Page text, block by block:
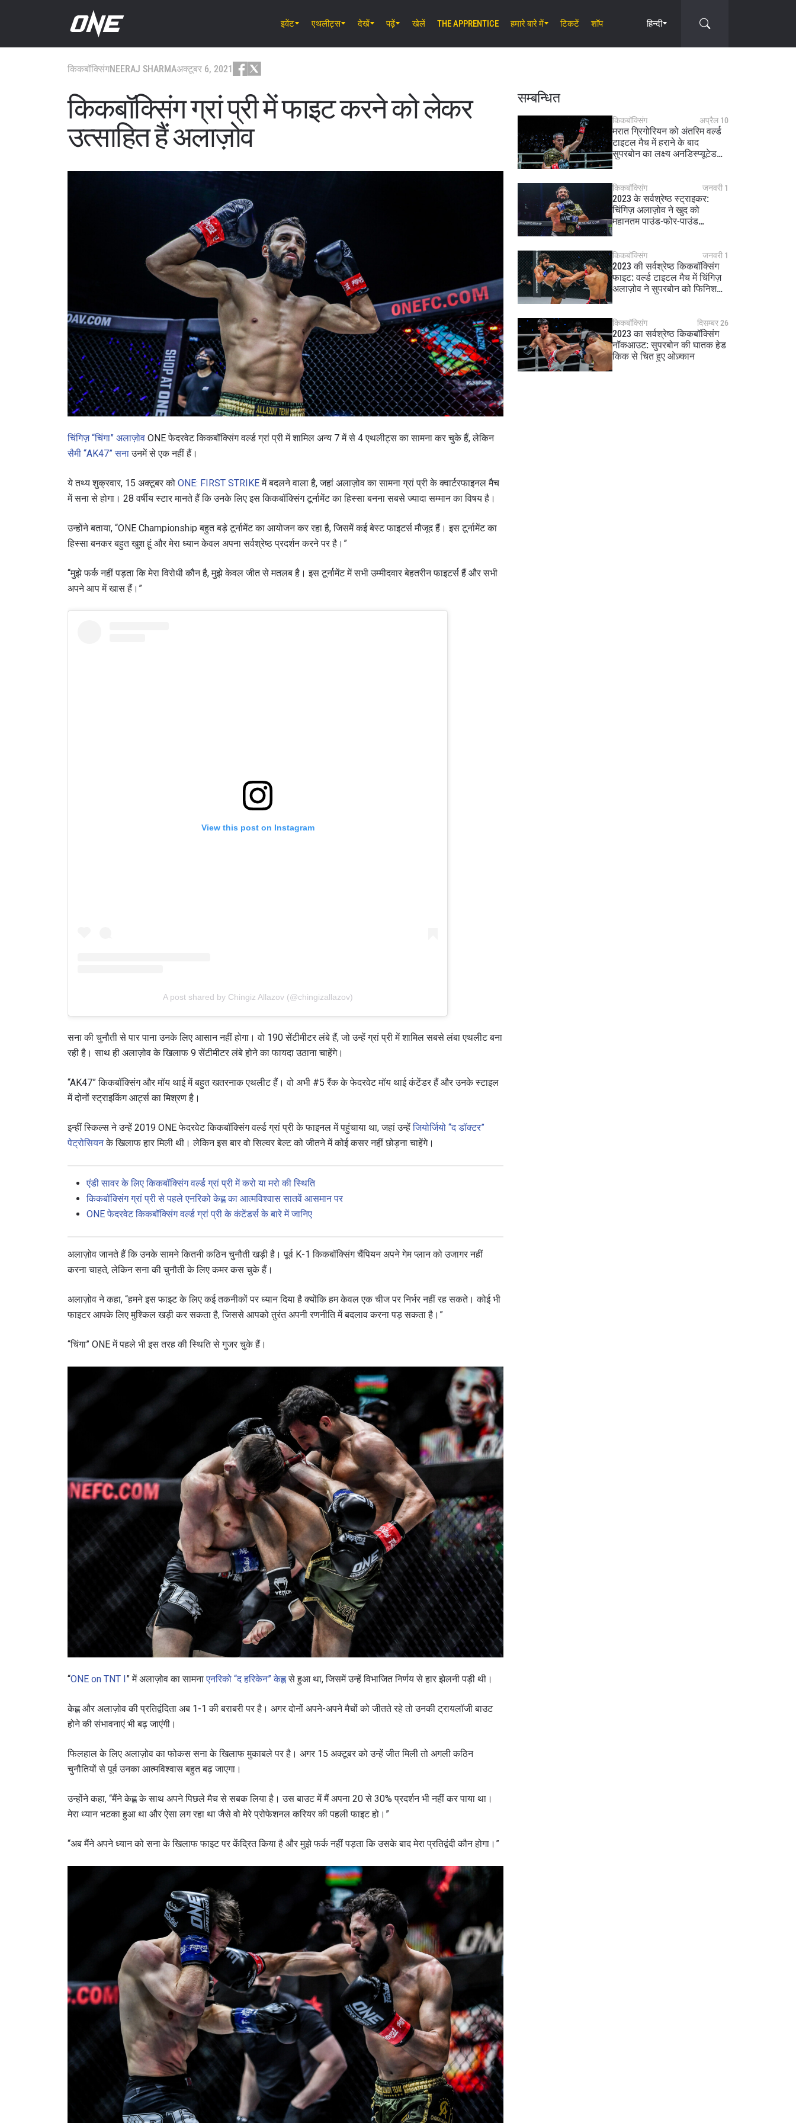
इवेंट
25
एथलीट्स देखें पढ़ें खेलें THE APPRENTICE हमारे बारे में टिकटें शॉप हिन्दी
किकबॉक्सिंगNEERAJ SHARMAअक्टूबर 6, 2021
किकबॉक्सिंग ग्रां प्री में फाइट करने को लेकर
उत्साहित हैं अलाज़ोव
चिंगिज़ “चिंगा” अलाज़ोव ONE फेदरवेट किकबॉक्सिंग वर्ल्ड ग्रां प्री में शामिल अन्य 7 में से 4 एथलीट्स का सामना कर चुके हैं, लेकिन
सैमी “AK47” सनाउनमें से एक नहीं हैं।
ये तथ्य शुक्रवार, 15 अक्टूबर को ONE: FIRST STRIKEमें बदलने वाला है, जहां अलाज़ोव का सामना ग्रां प्री के क्वार्टरफाइनल मैच
में सना से होगा। 28 वर्षीय स्टार मानते हैं कि उनके लिए इस किकबॉक्सिंग टूर्नामेंट का हिस्सा बनना सबसे ज्यादा सम्मान का विषय है।
उन्होंने बताया, “ONE Championship बहुत बड़े टूर्नामेंट का आयोजन कर रहा है, जिसमें कई बेस्ट फाइटर्स मौजूद हैं। इस टूर्नामेंट का
हिस्सा बनकर बहुत खुश हूं और मेरा ध्यान केवल अपना सर्वश्रेष्ठ प्रदर्शन करने पर है।”
“मुझे फर्क नहीं पड़ता कि मेरा विरोधी कौन है, मुझे केवल जीत से मतलब है। इस टूर्नामेंट में सभी उम्मीदवार बेहतरीन फाइटर्स हैं और सभी
अपने आप में खास हैं।”
View this post on Instagram
A post shared by Chingiz Allazov (@chingizallazov)
सना की चुनौती से पार पाना उनके लिए आसान नहीं होगा। वो 190 सेंटीमीटर लंबे हैं, जो उन्हें ग्रां प्री में शामिल सबसे लंबा एथलीट बना
रही है। साथ ही अलाज़ोव के खिलाफ 9 सेंटीमीटर लंबे होने का फायदा उठाना चाहेंगे।
“AK47” किकबॉक्सिंग और मॉय थाई में बहुत खतरनाक एथलीट हैं। वो अभी #5 रैंक के फेदरवेट मॉय थाई कंटेंडर हैं और उनके स्टाइल
में दोनों स्ट्राइकिंग आर्ट्स का मिश्रण है।
इन्हीं स्किल्स ने उन्हें 2019 ONE फेदरवेट किकबॉक्सिंग वर्ल्ड ग्रां प्री के फाइनल में पहुंचाया था, जहां उन्हेंजियोर्जियो “द डॉक्टर”
पेट्रोसियनके खिलाफ हार मिली थी। लेकिन इस बार वो सिल्वर बेल्ट को जीतने में कोई कसर नहीं छोड़ना चाहेंगे।
एंडी सावर के लिए किकबॉक्सिंग वर्ल्ड ग्रां प्री में करो या मरो की स्थिति
किकबॉक्सिंग ग्रां प्री से पहले एनरिको केह्ल का आत्मविश्वास सातवें आसमान पर
ONE फेदरवेट किकबॉक्सिंग वर्ल्ड ग्रां प्री के कंटेंडर्स के बारे में जानिए
अलाज़ोव जानते हैं कि उनके सामने कितनी कठिन चुनौती खड़ी है। पूर्व K-1 किकबॉक्सिंग चैंपियन अपने गेम प्लान को उजागर नहीं
करना चाहते, लेकिन सना की चुनौती के लिए कमर कस चुके हैं।
अलाज़ोव ने कहा, “हमने इस फाइट के लिए कई तकनीकों पर ध्यान दिया है क्योंकि हम केवल एक चीज पर निर्भर नहीं रह सकते। कोई भी
फाइटर आपके लिए मुश्किल खड़ी कर सकता है, जिससे आपको तुरंत अपनी रणनीति में बदलाव करना पड़ सकता है।”
“चिंगा” ONE में पहले भी इस तरह की स्थिति से गुजर चुके हैं।
“ONE on TNT I” में अलाज़ोव का सामनाएनरिको “द हरिकेन” केह्लसे हुआ था, जिसमें उन्हें विभाजित निर्णय से हार झेलनी पड़ी थी।
केह्ल और अलाज़ोव की प्रतिद्वंदिता अब 1-1 की बराबरी पर है। अगर दोनों अपने-अपने मैचों को जीतते रहे तो उनकी ट्रायलॉजी बाउट
होने की संभावनाएं भी बढ़ जाएंगी।
फिलहाल के लिए अलाज़ोव का फोकस सना के खिलाफ मुकाबले पर है। अगर 15 अक्टूबर को उन्हें जीत मिली तो अगली कठिन
चुनौतियों से पूर्व उनका आत्मविश्वास बहुत बढ़ जाएगा।
उन्होंने कहा, “मैंने केह्ल के साथ अपने पिछले मैच से सबक लिया है। उस बाउट में मैं अपना 20 से 30% प्रदर्शन भी नहीं कर पाया था।
मेरा ध्यान भटका हुआ था और ऐसा लग रहा था जैसे वो मेरे प्रोफेशनल करियर की पहली फाइट हो।”
“अब मैंने अपने ध्यान को सना के खिलाफ फाइट पर केंद्रित किया है और मुझे फर्क नहीं पड़ता कि उसके बाद मेरा प्रतिद्वंदी कौन होगा।”
सम्बन्धित
किकबॉक्सिंग अप्रैल 10
मरात ग्रिगोरियन को अंतरिम वर्ल्ड
टाइटल मैच में हराने के बाद
सुपरबोन का लक्ष्य अनडिस्प्यूटेड
किकबॉक्सिंग जनवरी 1
2023 के सर्वश्रेष्ठ स्ट्राइकर:
चिंगिज़ अलाज़ोव ने खुद को
महानतम पाउंड-फोर-पाउंड
किकबॉक्सिंग जनवरी 1
2023 की सर्वश्रेष्ठ किकबॉक्सिंग
फाइट: वर्ल्ड टाइटल मैच में चिंगिज़
अलाज़ोव ने सुपरबोन को फिनिश
किकबॉक्सिंग दिसम्बर 26
2023 का सर्वश्रेष्ठ किकबॉक्सिंग
नॉकआउट: सुपरबोन की घातक हेड
किक से चित हुए ओज़्कान
इवेंट
हाइलाइट्स देखें
Take ONE Championship wherever you go! Sign up now to gain access to latest
news, unlock special offers and get first access to the best seats to our live events.
ईमेल
नाम
सदस्यता लें
By submitting this form, you are agreeing to our collection, use and disclosure of
your information under ourPrivacy Policy
. You may unsubscribe from these
communications at any time.